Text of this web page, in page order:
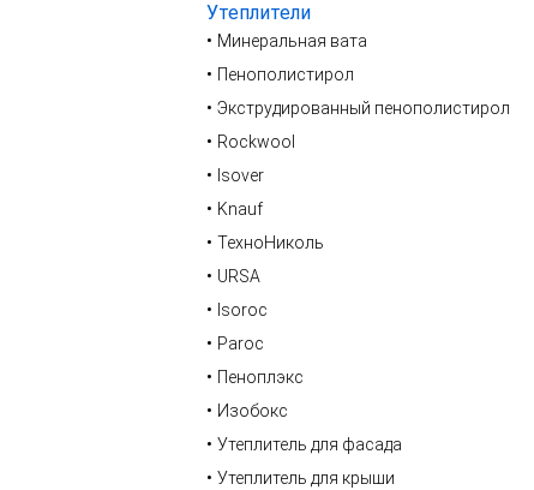
Утеплители
Минеральная вата
Пенополистирол
Экструдированный пенополистирол
Rockwool
Isover
Knauf
ТехноНиколь
URSA
Isoroc
Paroc
Пеноплэкс
Изобокс
Утеплитель для фасада
Утеплитель для крыши